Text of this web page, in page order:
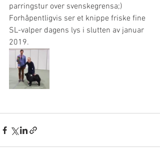
parringstur over svenskegrensa;)
Forhåpentligvis ser et knippe friske fine
SL-valper dagens lys i slutten av januar
2019.